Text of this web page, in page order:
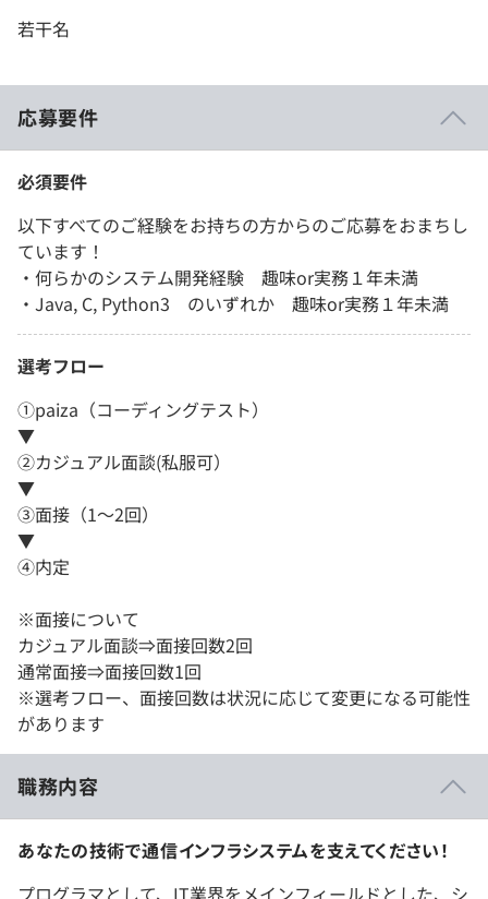
若干名
応募要件
必須要件
以下すべてのご経験をお持ちの方からのご応募をおまちし
ています！
・何らかのシステム開発経験 趣味or実務１年未満
・Java, C, Python3 のいずれか 趣味or実務１年未満
選考フロー
①paiza（コーディングテスト）
▼
②カジュアル面談(私服可）
▼
③面接（1～2回）
▼
④内定
※面接について
カジュアル面談⇒面接回数2回
通常面接⇒面接回数1回
※選考フロー、面接回数は状況に応じて変更になる可能性
があります
職務内容
あなたの技術で通信インフラシステムを支えてください！